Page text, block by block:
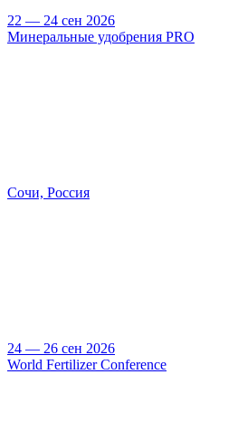
22 — 24 сен 2026
Минеральные удобрения PRO
Сочи, Россия
24 — 26 сен 2026
World Fertilizer Conference